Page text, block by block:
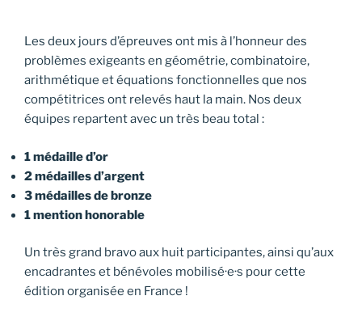
Les deux jours d’épreuves ont mis à l’honneur des
problèmes exigeants en géométrie, combinatoire,
arithmétique et équations fonctionnelles que nos
compétitrices ont relevés haut la main. Nos deux
équipes repartent avec un très beau total :
1 médaille d’or
2 médailles d’argent
3 médailles de bronze
1 mention honorable
Un très grand bravo aux huit participantes, ainsi qu’aux
encadrantes et bénévoles mobilisé·e·s pour cette
édition organisée en France !